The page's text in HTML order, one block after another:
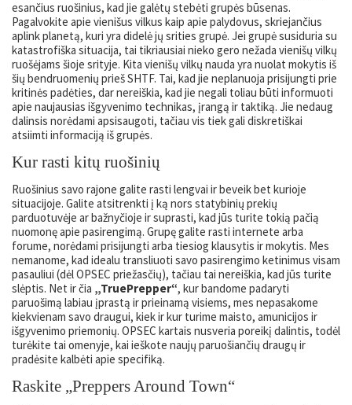
esančius ruošinius, kad jie galėtų stebėti grupės būsenas.
Pagalvokite apie vienišus vilkus kaip apie palydovus, skriejančius
aplink planetą, kuri yra didelė jų srities grupė. Jei grupė susiduria su
katastrofiška situacija, tai tikriausiai nieko gero nežada vienišų vilkų
ruošėjams šioje srityje. Kita vienišų vilkų nauda yra nuolat mokytis iš
šių bendruomenių prieš SHTF. Tai, kad jie neplanuoja prisijungti prie
kritinės padėties, dar nereiškia, kad jie negali toliau būti informuoti
apie naujausias išgyvenimo technikas, įrangą ir taktiką. Jie nedaug
dalinsis norėdami apsisaugoti, tačiau vis tiek gali diskretiškai
atsiimti informaciją iš grupės.
Kur rasti kitų ruošinių
Ruošinius savo rajone galite rasti lengvai ir beveik bet kurioje
situacijoje. Galite atsitrenkti į ką nors statybinių prekių
parduotuvėje ar bažnyčioje ir suprasti, kad jūs turite tokią pačią
nuomonę apie pasirengimą. Grupę galite rasti internete arba
forume, norėdami prisijungti arba tiesiog klausytis ir mokytis. Mes
nemanome, kad idealu transliuoti savo pasirengimo ketinimus visam
pasauliui (dėl OPSEC priežasčių), tačiau tai nereiškia, kad jūs turite
slėptis. Net ir čia „TruePrepper“, kur bandome padaryti
paruošimą labiau įprastą ir prieinamą visiems, mes nepasakome
kiekvienam savo draugui, kiek ir kur turime maisto, amunicijos ir
išgyvenimo priemonių. OPSEC kartais nusveria poreikį dalintis, todėl
turėkite tai omenyje, kai ieškote naujų paruošiančių draugų ir
pradėsite kalbėti apie specifiką.
Raskite „Preppers Around Town“